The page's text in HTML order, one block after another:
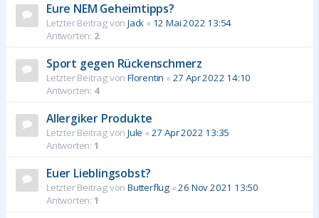
Eure NEM Geheimtipps?
Letzter Beitrag von Jack « 12 Mai 2022 13:54
Antworten: 2
Sport gegen Rückenschmerz
Letzter Beitrag von Florentin « 27 Apr 2022 14:10
Antworten: 4
Allergiker Produkte
Letzter Beitrag von Jule « 27 Apr 2022 13:35
Antworten: 1
Euer Lieblingsobst?
Letzter Beitrag von Butterflug «26 Nov 2021 13:50
Antworten: 1